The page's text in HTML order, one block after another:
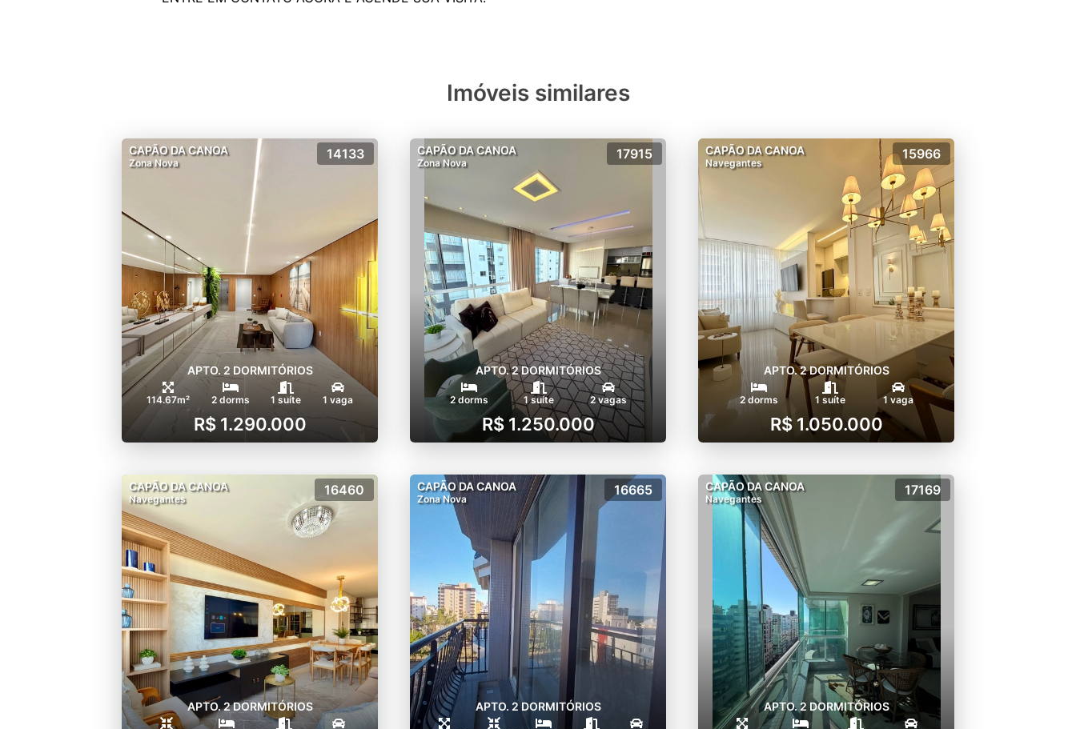
Imóveis similares
CAPÃO DA CANOA
Zona Nova
14133
APTO. 2 DORMITÓRIOS
114.67m² 2 dorms 1 suíte 1 vaga
R$ 1.290.000
CAPÃO DA CANOA
Zona Nova
17915
APTO. 2 DORMITÓRIOS
2 dorms 1 suíte 2 vagas
R$ 1.250.000
CAPÃO DA CANOA
Navegantes
15966
APTO. 2 DORMITÓRIOS
2 dorms 1 suíte 1 vaga
R$ 1.050.000
CAPÃO DA CANOA
Navegantes
16460
APTO. 2 DORMITÓRIOS
CAPÃO DA CANOA
Zona Nova
16665
APTO. 2 DORMITÓRIOS
CAPÃO DA CANOA
Navegantes
17169
APTO. 2 DORMITÓRIOS